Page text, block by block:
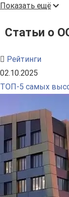
Показать ещё
Статьи о
Рейтинги
02.10.2025
ТОП-5 самых